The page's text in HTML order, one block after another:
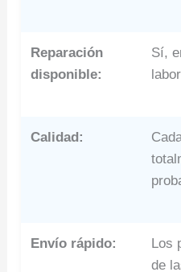
Reparación
disponible:
Sí,
Calidad:
Envío rápido:
Los
de